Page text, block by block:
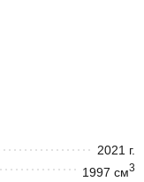
2021 г.
1997 cм3